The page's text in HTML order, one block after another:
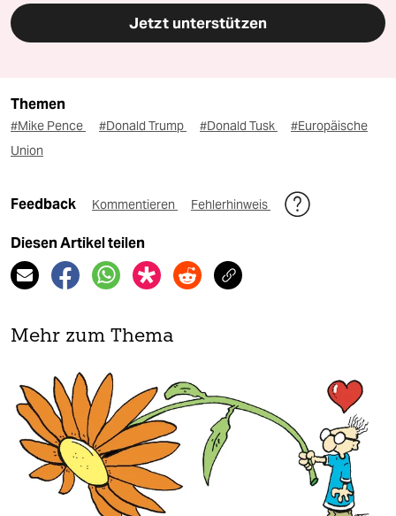
Jetzt unterstützen
Themen
#Mike Pence #Donald Trump #Donald Tusk
#Europäische
Union
Feedback Kommentieren Fehlerhinweis
Diesen Artikel teilen
Mehr zum Thema